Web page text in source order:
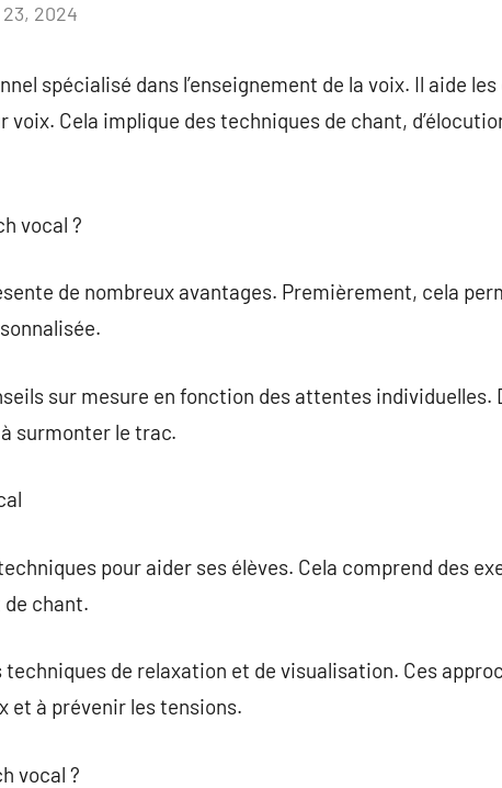
2024
spécialisé dans l’enseignement de la voix. Il aide les
Cela implique des techniques de chant,
vocal ?
de nombreux avantages. Premièrement, cela
sur mesure en fonction des attentes individuelles.
surmonter le trac.
pour aider ses élèves. Cela comprend des
chant.
de relaxation et de visualisation. Ces
et à prévenir les tensions.
vocal ?